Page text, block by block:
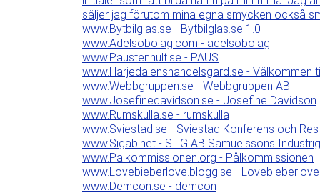
säljer jag förutom mina egna smycken också
www.Bytbilglas.se - Bytbilglas.se 1.0
www.Adelsobolag.com - adelsobolag
www.Paustenhult.se - PAUS
www.Harjedalenshandelsgard.se - Välkommen
www.Webbgruppen.se - Webbgruppen AB
www.Josefinedavidson.se - Josefine Davidson
www.Rumskulla.se - rumskulla
www.Sviestad.se - Sviestad Konferens och
www.Sigab.net - S.I.G AB Samuelssons
www.Palkommissionen.org - Pålkommissionen
www.Lovebieberlove.blogg.se -
www.Demcon.se - demcon